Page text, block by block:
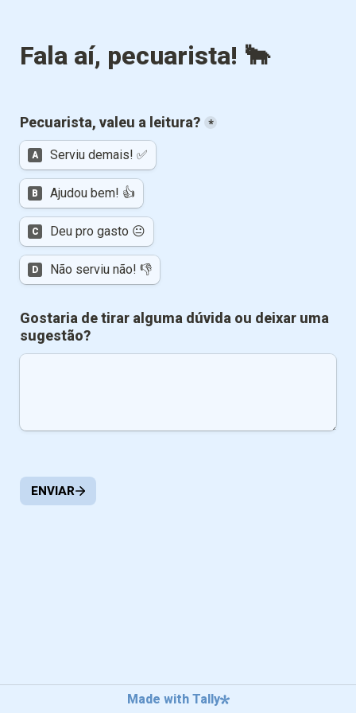
*
A Serviu demais! ✅
B Ajudou bem! 👍
C Deu pro gasto 😐
D Não serviu não! 👎
Gostaria de tirar alguma dúvida ou deixar uma
ENVIAR
Made with Tally